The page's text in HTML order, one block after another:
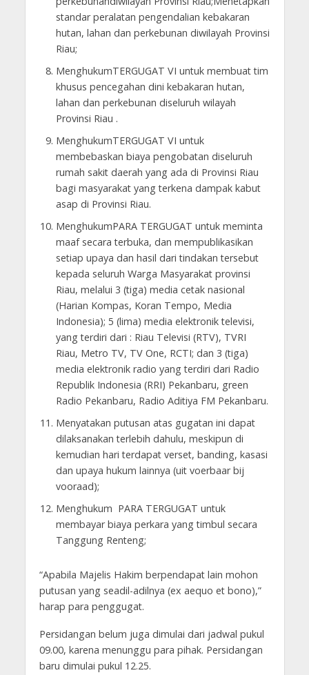
standar peralatan pengendalian kebakaran
hutan, lahan dan perkebunan diwilayah Provinsi
Riau;
MenghukumTERGUGAT VI untuk membuat tim
khusus pencegahan dini kebakaran hutan,
lahan dan perkebunan diseluruh wilayah
Provinsi Riau .
MenghukumTERGUGAT VI untuk
membebaskan biaya pengobatan diseluruh
rumah sakit daerah yang ada di Provinsi Riau
bagi masyarakat yang terkena dampak kabut
asap di Provinsi Riau.
MenghukumPARA TERGUGAT untuk meminta
maaf secara terbuka, dan mempublikasikan
setiap upaya dan hasil dari tindakan tersebut
kepada seluruh Warga Masyarakat provinsi
Riau, melalui 3 (tiga) media cetak nasional
(Harian Kompas, Koran Tempo, Media
Indonesia); 5 (lima) media elektronik televisi,
yang terdiri dari : Riau Televisi (RTV), TVRI
Riau, Metro TV, TV One, RCTI; dan 3 (tiga)
media elektronik radio yang terdiri dari Radio
Republik Indonesia (RRI) Pekanbaru, green
Radio Pekanbaru, Radio Aditiya FM Pekanbaru.
Menyatakan putusan atas gugatan ini dapat
dilaksanakan terlebih dahulu, meskipun di
kemudian hari terdapat verset, banding, kasasi
dan upaya hukum lainnya (uit voerbaar bij
vooraad);
Menghukum PARA TERGUGAT untuk
membayar biaya perkara yang timbul secara
Tanggung Renteng;
“Apabila Majelis Hakim berpendapat lain mohon
putusan yang seadil-adilnya (ex aequo et bono),”
harap para penggugat.
Persidangan belum juga dimulai dari jadwal pukul
09.00, karena menunggu para pihak. Persidangan
baru dimulai pukul 12.25.